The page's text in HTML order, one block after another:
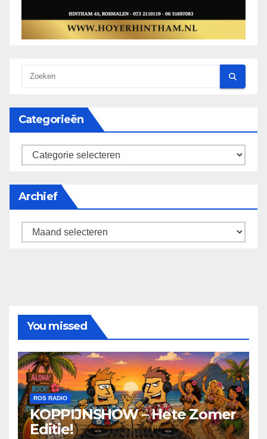
Categorieën
categorieën
Archief
Archief
You missed
ROS RADIO
KOPPIJNSHOW – Hete Zomer
Editie!